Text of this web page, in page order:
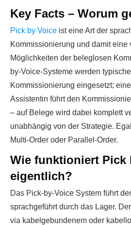
Key Facts – Worum
Pick by Voice ist eine Art der
Kommissionierung und damit eine
Möglichkeiten der beleglosen
by-Voice-Systeme werden
Kommissionierung eingesetzt;
Assistentin führt den
– auf Belege wird dabei komplett
unabhängig von der Strategie.
Multi-Order oder Parallel-Order.
Wie funktioniert Pick
eigentlich?
Das Pick-by-Voice System führt
sprachgeführt durch das Lager.
via kabelgebundenem oder